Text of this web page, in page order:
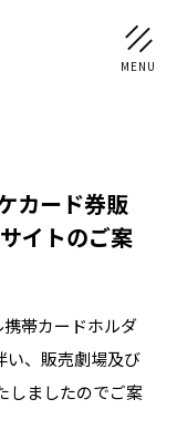
カード券販
イトのご案
帯カードホルダ
い、販売劇場及び
しましたのでご案